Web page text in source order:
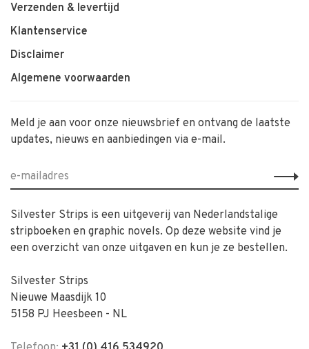
Verzenden & levertijd
Klantenservice
Disclaimer
Algemene voorwaarden
Meld je aan voor onze nieuwsbrief en ontvang de laatste
updates, nieuws en aanbiedingen via e-mail.
Silvester Strips is een uitgeverij van Nederlandstalige
stripboeken en graphic novels. Op deze website vind je
een overzicht van onze uitgaven en kun je ze bestellen.
Silvester Strips
Nieuwe Maasdijk 10
5158 PJ Heesbeen - NL